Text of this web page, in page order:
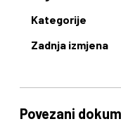
Kategorije
Zadnja izmjena
Povezani